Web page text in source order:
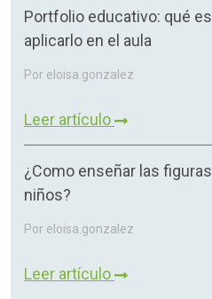
Portfolio educativo: qué
aplicarlo en el aula
Por eloisa.gonzalez
Leer artículo
¿Como enseñar las
niños?
Por eloisa.gonzalez
Leer artículo